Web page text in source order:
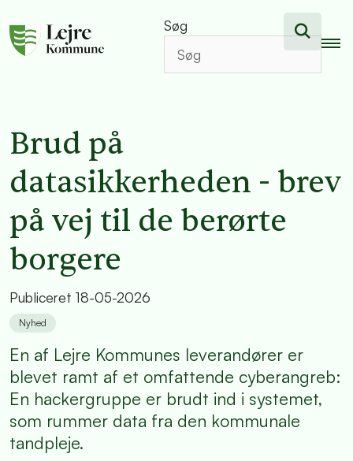
Søg
Brud på
datasikkerheden - brev
på vej til de berørte
borgere
Publiceret 18-05-2026
Nyhed
En af Lejre Kommunes leverandører er
blevet ramt af et omfattende cyberangreb:
En hackergruppe er brudt ind i systemet,
som rummer data fra den kommunale
tandpleje.